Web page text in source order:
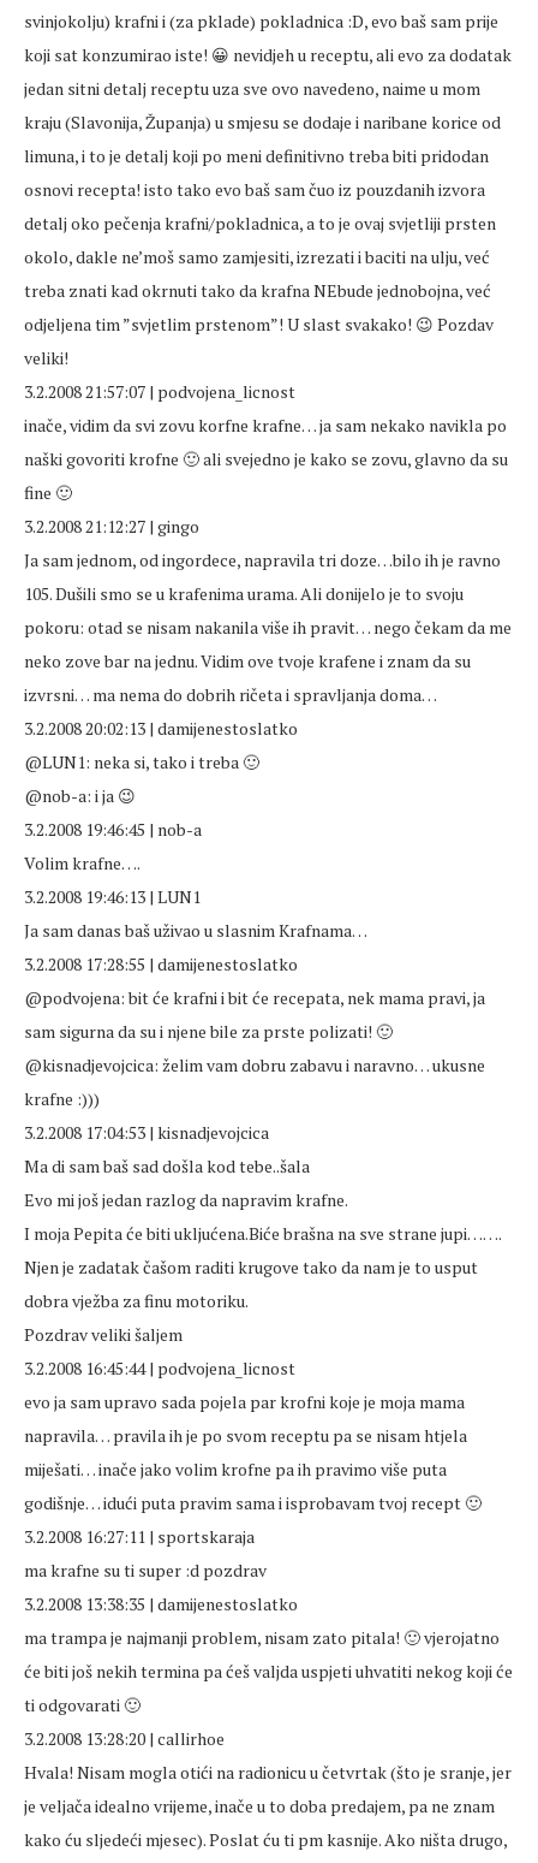
svinjokolju) krafni i (za pklade) pokladnica :D, evo baš sam prije
koji sat konzumirao iste! 😀 nevidjeh u receptu, ali evo za dodatak
jedan sitni detalj receptu uza sve ovo navedeno, naime u mom
kraju (Slavonija, Županja) u smjesu se dodaje i naribane korice od
limuna, i to je detalj koji po meni definitivno treba biti pridodan
osnovi recepta! isto tako evo baš sam čuo iz pouzdanih izvora
detalj oko pečenja krafni/pokladnica, a to je ovaj svjetliji prsten
okolo, dakle ne’moš samo zamjesiti, izrezati i baciti na ulju, već
treba znati kad okrnuti tako da krafna NEbude jednobojna, već
odjeljena tim ”svjetlim prstenom”! U slast svakako! 😉 Pozdav
veliki!
3.2.2008 21:57:07 | podvojena_licnost
inače, vidim da svi zovu korfne krafne… ja sam nekako navikla po
naški govoriti krofne 🙂 ali svejedno je kako se zovu, glavno da su
fine 🙂
3.2.2008 21:12:27 | gingo
Ja sam jednom, od ingordece, napravila tri doze…bilo ih je ravno
105. Dušili smo se u krafenima urama. Ali donijelo je to svoju
pokoru: otad se nisam nakanila više ih pravit… nego čekam da me
neko zove bar na jednu. Vidim ove tvoje krafene i znam da su
izvrsni… ma nema do dobrih ričeta i spravljanja doma…
3.2.2008 20:02:13 | damijenestoslatko
@LUN1: neka si, tako i treba 🙂
@nob-a: i ja 😉
3.2.2008 19:46:45 | nob-a
Volim krafne….
3.2.2008 19:46:13 | LUN1
Ja sam danas baš uživao u slasnim Krafnama…
3.2.2008 17:28:55 | damijenestoslatko
@podvojena: bit će krafni i bit će recepata, nek mama pravi, ja
sam sigurna da su i njene bile za prste polizati! 🙂
@kisnadjevojcica: želim vam dobru zabavu i naravno… ukusne
krafne :)))
3.2.2008 17:04:53 | kisnadjevojcica
Ma di sam baš sad došla kod tebe..šala
Evo mi još jedan razlog da napravim krafne.
I moja Pepita će biti ukljućena.Biće brašna na sve strane jupi…….
Njen je zadatak čašom raditi krugove tako da nam je to usput
dobra vježba za finu motoriku.
Pozdrav veliki šaljem
3.2.2008 16:45:44 | podvojena_licnost
evo ja sam upravo sada pojela par krofni koje je moja mama
napravila… pravila ih je po svom receptu pa se nisam htjela
miješati… inače jako volim krofne pa ih pravimo više puta
godišnje… idući puta pravim sama i isprobavam tvoj recept 🙂
3.2.2008 16:27:11 | sportskaraja
ma krafne su ti super :d pozdrav
3.2.2008 13:38:35 | damijenestoslatko
ma trampa je najmanji problem, nisam zato pitala! 🙂 vjerojatno
će biti još nekih termina pa ćeš valjda uspjeti uhvatiti nekog koji će
ti odgovarati 🙂
3.2.2008 13:28:20 | callirhoe
Hvala! Nisam mogla otići na radionicu u četvrtak (što je sranje, jer
je veljača idealno vrijeme, inače u to doba predajem, pa ne znam
kako ću sljedeći mjesec). Poslat ću ti pm kasnije. Ako ništa drugo,